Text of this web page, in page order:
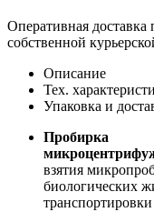
Оперативная
собственной
Описание
Тех.
Упаковка и
Пробирка
взятия
биологических